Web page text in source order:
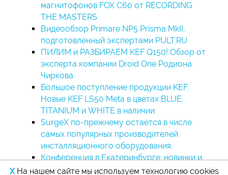
магнитофонов FOX C60 от RECORDING
THE MASTERS
Видеообзор Primare NP5 Prisma MkII,
подготовленный экспертами PULT.RU
ПИЛИМ и РАЗБИРАЕМ KEF Q150! Обзор от
эксперта компании Droid One Родиона
Чиркова.
Большое поступление продукции KEF.
Новые KEF LS50 Meta в цветах BLUE,
TITANIUM и WHITE в наличии
SurgeX по-прежнему остаётся в числе
самых популярных производителей
инсталляционного оборудования.
Конференция в Екатеринбурге: новинки и
технологии
XНа нашем сайте мы используем технологию cookies